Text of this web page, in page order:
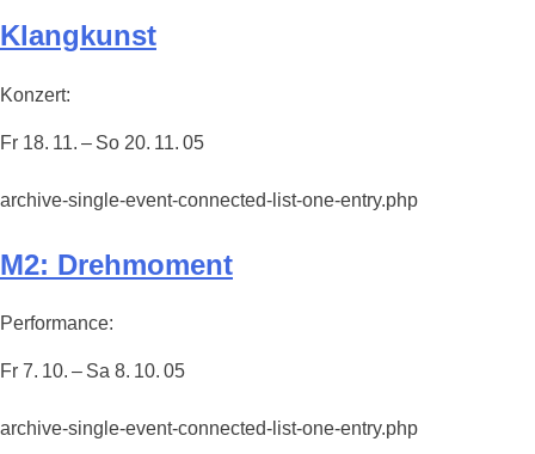
Klangkunst
Konzert:
Fr 18. 11. – So 20. 11. 05
archive-single-event-connected-list-one-entry.php
M2: Drehmoment
Performance:
Fr 7. 10. – Sa 8. 10. 05
archive-single-event-connected-list-one-entry.php